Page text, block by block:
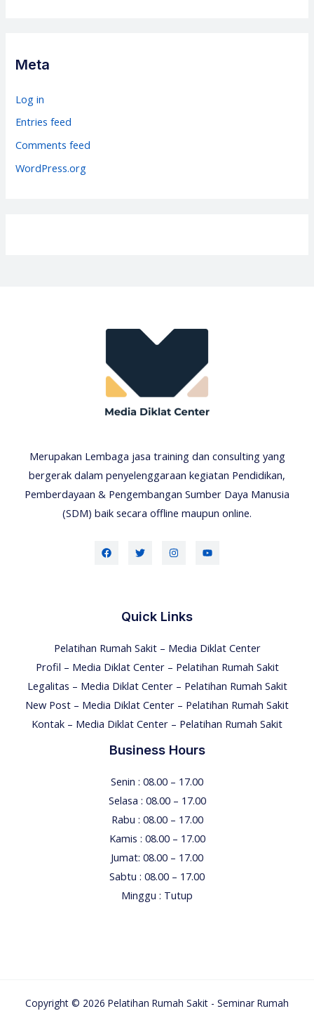
r
i
Meta
Log in
Entries feed
Comments feed
WordPress.org
Merupakan Lembaga jasa training dan consulting yang
bergerak dalam penyelenggaraan kegiatan Pendidikan,
Pemberdayaan & Pengembangan Sumber Daya Manusia
(SDM) baik secara offline maupun online.
Quick Links
Pelatihan Rumah Sakit – Media Diklat Center
Profil – Media Diklat Center – Pelatihan Rumah Sakit
Legalitas – Media Diklat Center – Pelatihan Rumah Sakit
New Post – Media Diklat Center – Pelatihan Rumah Sakit
Kontak – Media Diklat Center – Pelatihan Rumah Sakit
Business Hours
Senin : 08.00 – 17.00
Selasa : 08.00 – 17.00
Rabu : 08.00 – 17.00
Kamis : 08.00 – 17.00
Jumat: 08.00 – 17.00
Sabtu : 08.00 – 17.00
Minggu : Tutup
Copyright © 2026 Pelatihan Rumah Sakit - Seminar Rumah